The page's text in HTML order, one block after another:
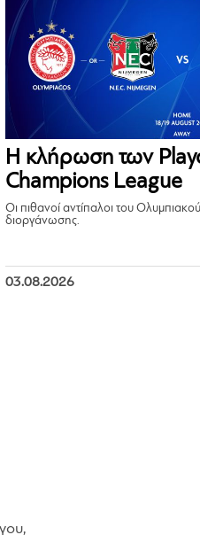
Η κλήρωση των
Champions League
Οι πιθανοί αντίπαλοι του
διοργάνωσης.
03.08.2026